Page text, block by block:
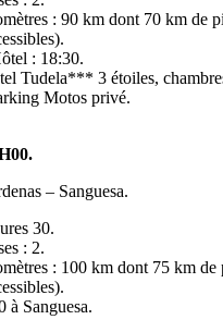
: 90 km dont 70 km de
: 18:30.
Tudela*** 3 étoiles,
Motos privé.
– Sanguesa.
30.
: 2.
: 100 km dont 75 km de
à Sanguesa.